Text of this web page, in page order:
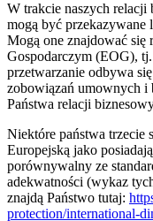
W trakcie naszych relacji
mogą być
Mogą one znajdować się
Gospodarczym (EOG),
przetwarzanie odbywa
zobowiązań umownych i
Państwa relacji
Niektóre państwa trzecie
Europejską jako
porównywalny ze
adekwatności (wykaz
znajdą Państwo tutaj:
protection/international-